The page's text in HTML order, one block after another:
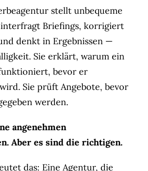
stellt unbequeme
Briefings, korrigiert
denkt in Ergebnissen —
Sie erklärt, warum ein
bevor er
Sie prüft Angebote, bevor
werden.
angenehmen
Aber es sind die richtigen.
das: Eine Agentur, die